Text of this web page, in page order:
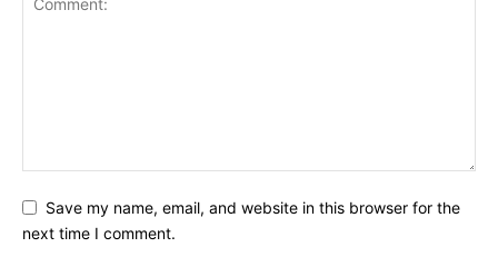
Save my name, email, and website in this browser for the
next time I comment.